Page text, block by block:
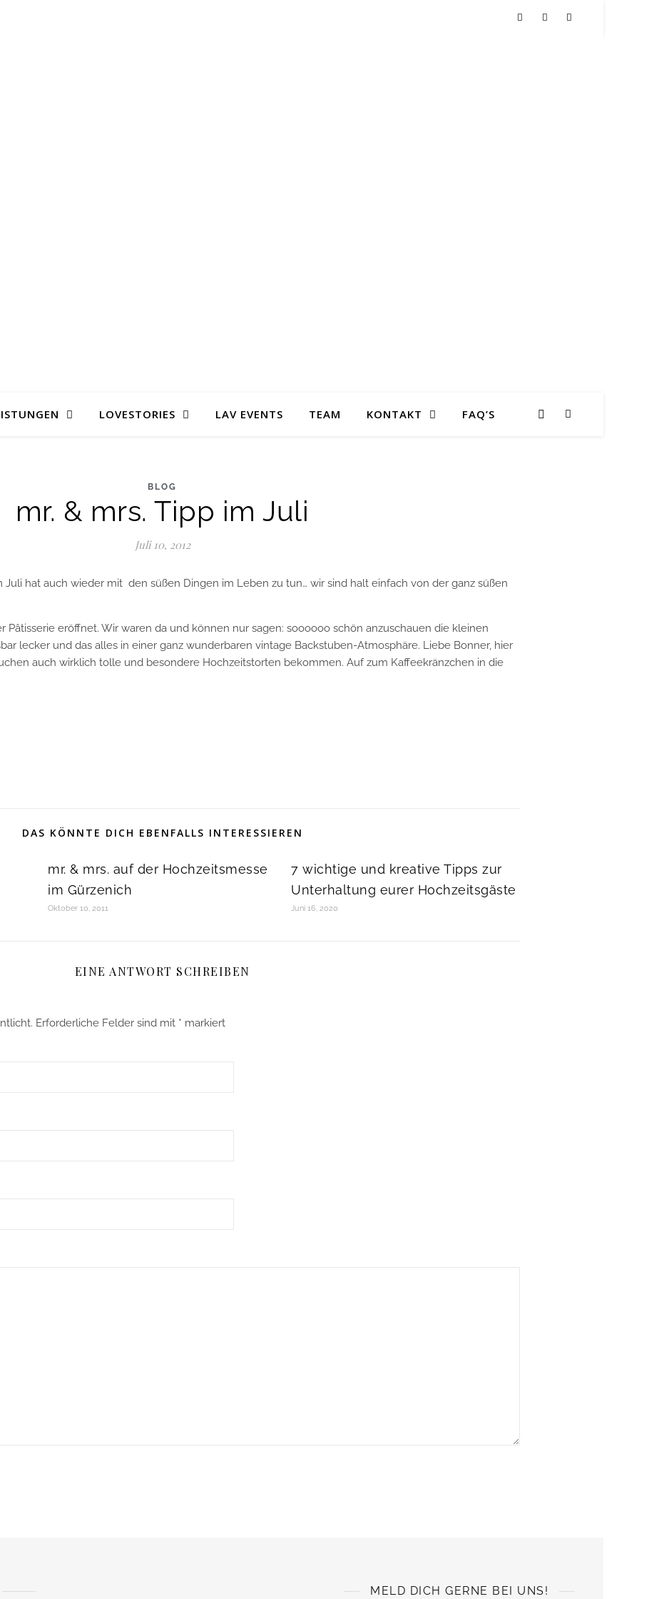
LOVESTORIES LAV EVENTS TEAM KONTAKT FAQ’S
BLOG
mr. & mrs. Tipp im Juli
Juli 10, 2012
Juli hat auch wieder mit den süßen Dingen im Leben zu tun… wir sind halt einfach von der ganz süßen
Pâtisserie eröffnet. Wir waren da und können nur sagen: soooooo schön anzuschauen die kleinen
lecker und das alles in einer ganz wunderbaren vintage Backstuben-Atmosphäre. Liebe Bonner, hier
auch wirklich tolle und besondere Hochzeitstorten bekommen. Auf zum Kaffeekränzchen in die
DAS KÖNNTE DICH EBENFALLS INTERESSIEREN
mr. & mrs. auf der Hochzeitsmesse
im Gürzenich
Oktober 10, 2011
7 wichtige und kreative Tipps zur
Unterhaltung eurer Hochzeitsgäste
Juni 16, 2020
EINE ANTWORT SCHREIBEN
Erforderliche Felder sind mit * markiert
MELD DICH GERNE BEI UNS!